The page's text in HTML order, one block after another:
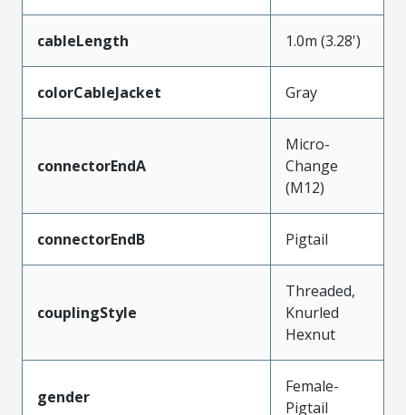
cableLength 1.0m (3.28')
colorCableJacket Gray
connectorEndA
Micro-
Change
(M12)
connectorEndB Pigtail
couplingStyle
Threaded,
Knurled
Hexnut
gender
Female-
Pigtail